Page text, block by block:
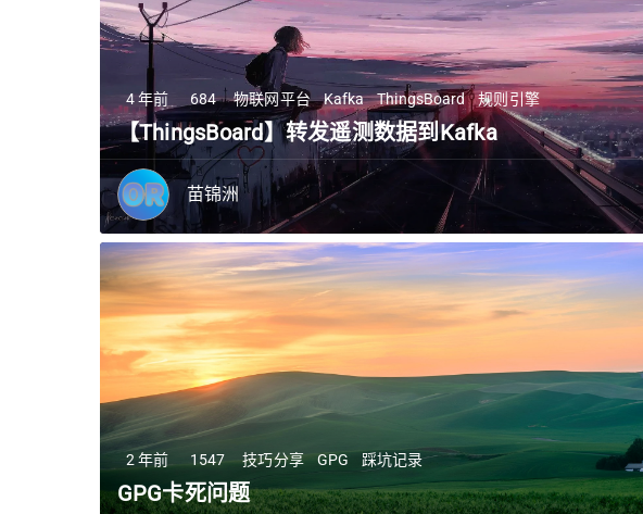
4 年前 684 物联网平台 Kafka ThingsBoard 规则引擎
【ThingsBoard】转发遥测数据到Kafka
苗锦洲
2 年前 1547 技巧分享 GPG 踩坑记录
GPG卡死问题